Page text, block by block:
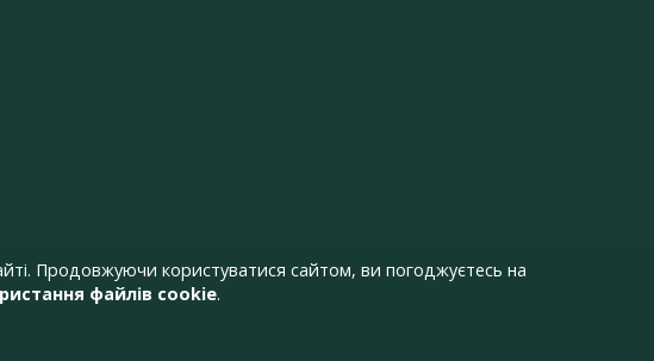
Продовжуючи користуватися сайтом, ви погоджуєтесь на
файлів cookie.